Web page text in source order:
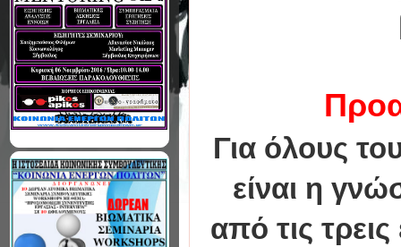
Για όλους
είναι η
από τις